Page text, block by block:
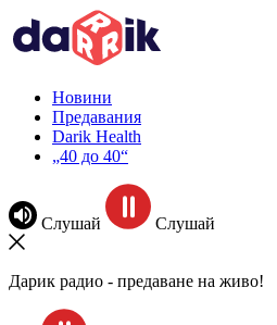
Новини
Предавания
Darik Health
„40 до 40“
Слушай Слушай
Дарик радио - предаване на живо!